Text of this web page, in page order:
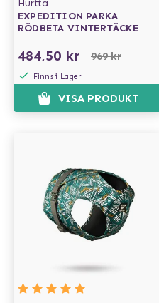
Hurtta
EXPEDITION PARKA
RÖDBETA VINTERTÄCKE
484,50 kr 969 kr
Finns i Lager
VISA PRODUKT